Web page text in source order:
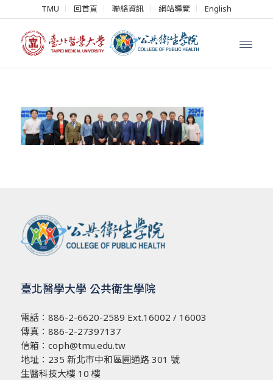
TMU 回首頁 聯絡資訊 網站導覽 English
臺北醫學大學 公共衛生學院
電話： 886-2-6620-2589 Ext.16002 / 16003
傳真：886-2-27397137
信箱： coph@tmu.edu.tw
地址： 235 新北市中和區圓通路 301 號
生醫科技大樓 10 樓